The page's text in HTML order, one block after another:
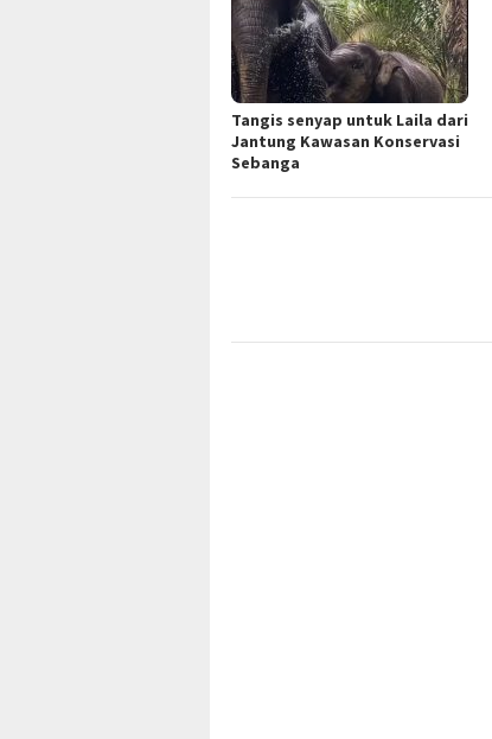
Tangis senyap untuk Laila dari
Jantung Kawasan Konservasi
Sebanga